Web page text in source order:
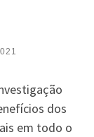
dos
em todo o